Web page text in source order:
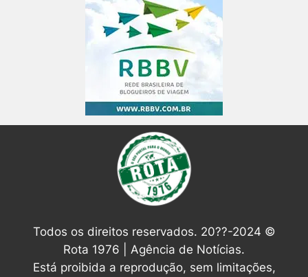
Todos os direitos reservados. 20??-2024 ©
Rota 1976 | Agência de Notícias.
Está proibida a reprodução, sem limitações,